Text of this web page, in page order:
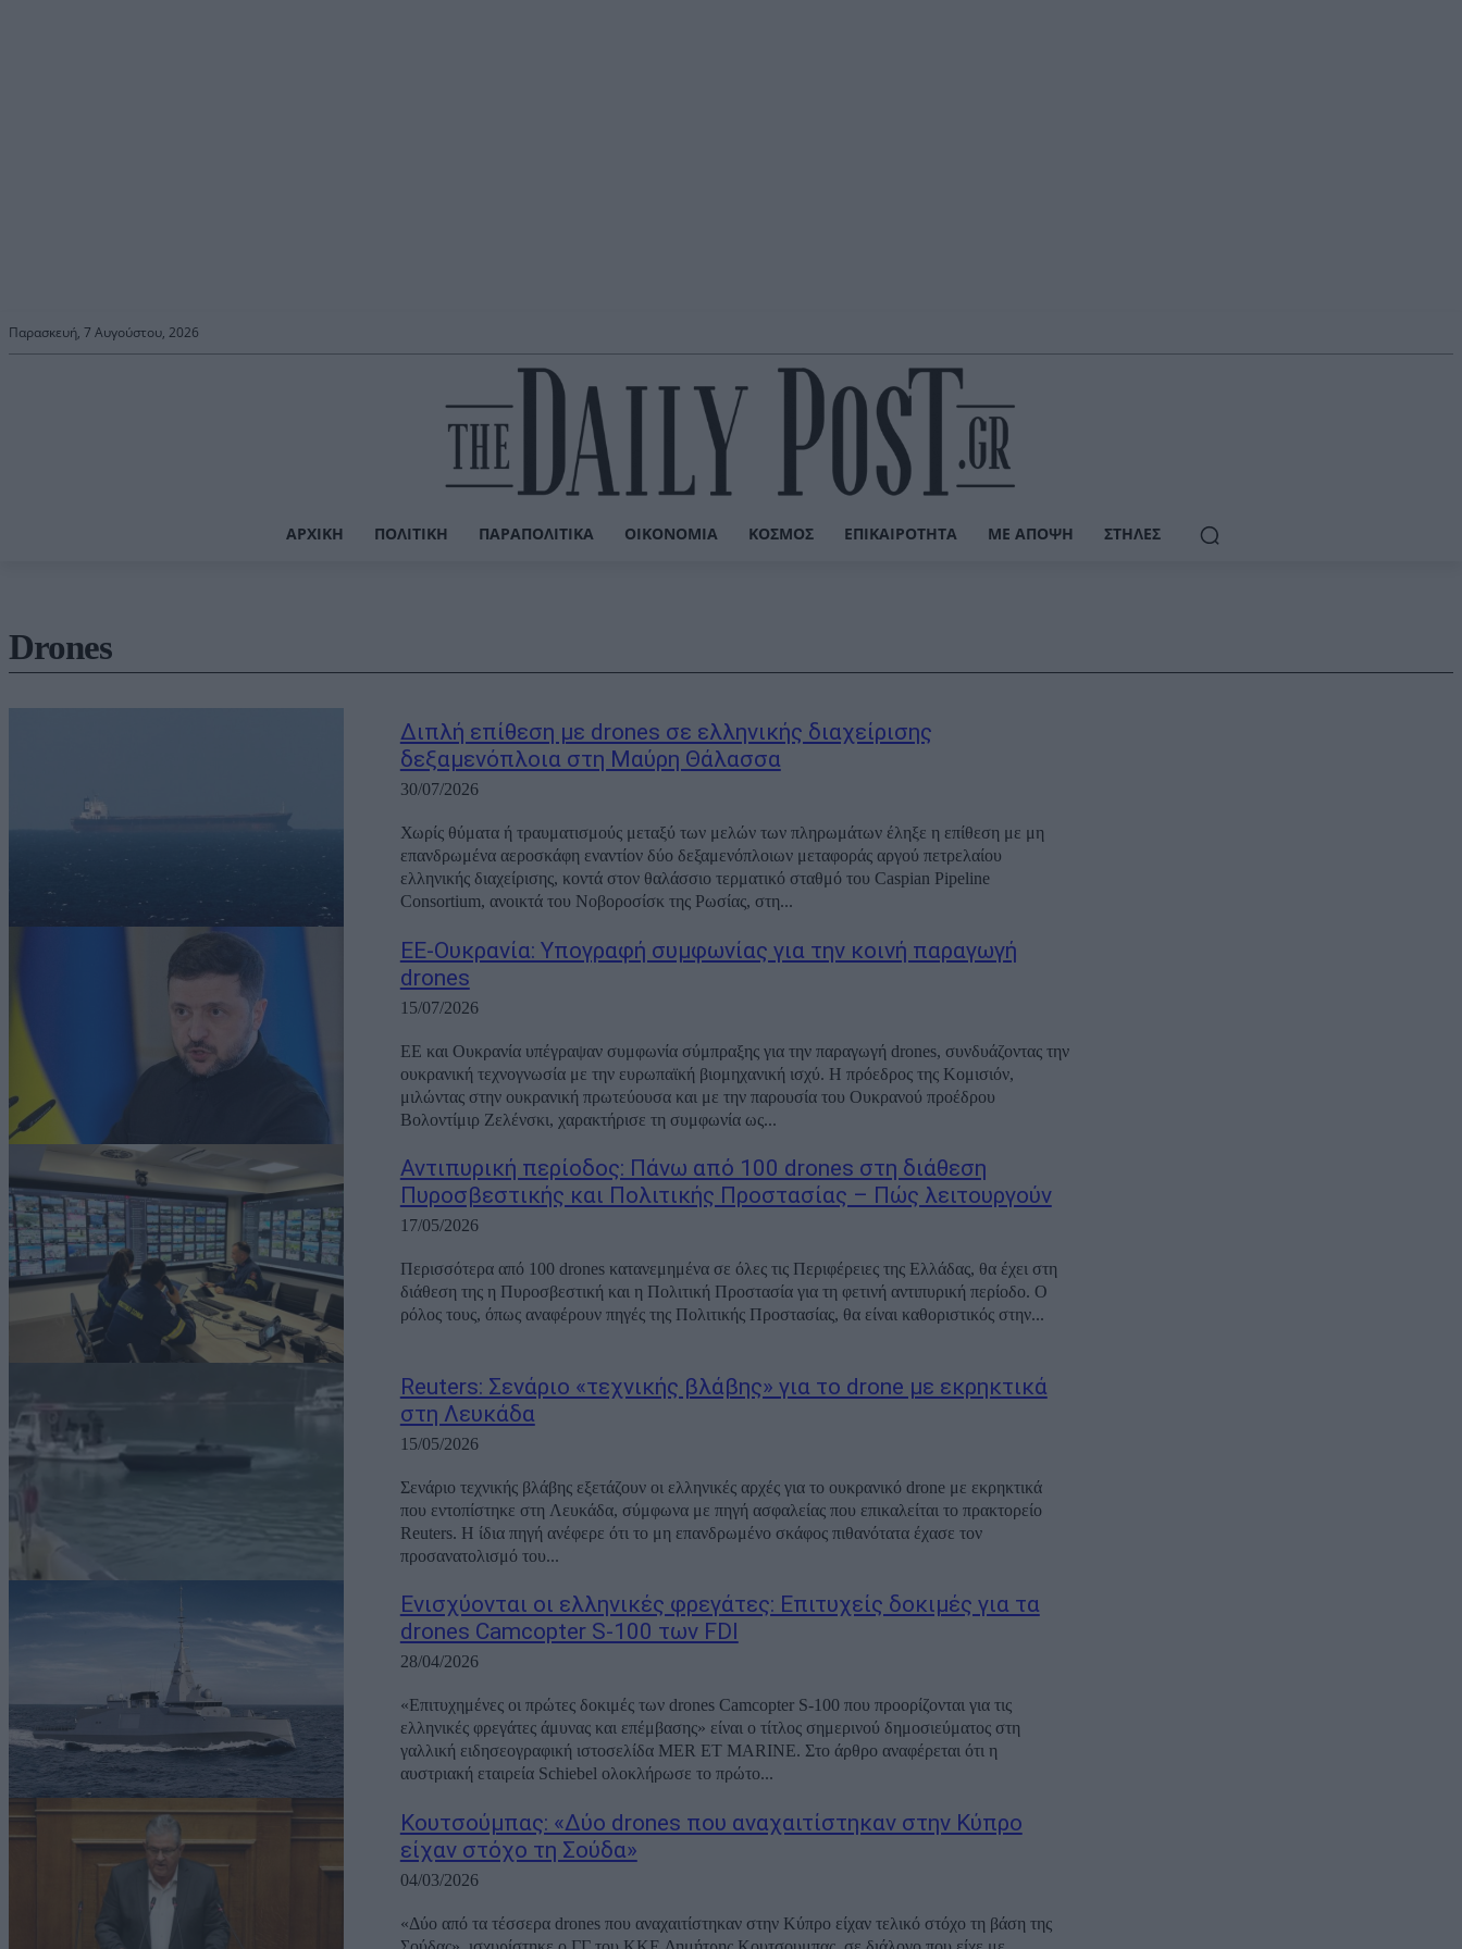
Παρασκευή, 7 Αυγούστου, 2026
ΑΡΧΙΚΉ ΠΟΛΙΤΙΚΉ ΠΑΡΑΠΟΛΙΤΙΚΆ ΟΙΚΟΝΟΜΊΑ ΚΌΣΜΟΣ ΕΠΙΚΑΙΡΌΤΗΤΑ ΜΕ ΆΠΟΨΗ ΣΤΉΛΕΣ
Drones
Διπλή επίθεση με drones σε ελληνικής διαχείρισης
δεξαμενόπλοια στη Μαύρη Θάλασσα
30/07/2026
Χωρίς θύματα ή τραυματισμούς μεταξύ των μελών των πληρωμάτων έληξε η επίθεση με μη
επανδρωμένα αεροσκάφη εναντίον δύο δεξαμενόπλοιων μεταφοράς αργού πετρελαίου
ελληνικής διαχείρισης, κοντά στον θαλάσσιο τερματικό σταθμό του Caspian Pipeline
Consortium, ανοικτά του Νοβοροσίσκ της Ρωσίας, στη...
ΕΕ-Ουκρανία: Υπογραφή συμφωνίας για την κοινή παραγωγή
drones
15/07/2026
ΕΕ και Ουκρανία υπέγραψαν συμφωνία σύμπραξης για την παραγωγή drones, συνδυάζοντας την
ουκρανική τεχνογνωσία με την ευρωπαϊκή βιομηχανική ισχύ. Η πρόεδρος της Κομισιόν,
μιλώντας στην ουκρανική πρωτεύουσα και με την παρουσία του Ουκρανού προέδρου
Βολοντίμιρ Ζελένσκι, χαρακτήρισε τη συμφωνία ως...
Αντιπυρική περίοδος: Πάνω από 100 drones στη διάθεση
Πυροσβεστικής και Πολιτικής Προστασίας – Πώς λειτουργούν
17/05/2026
Περισσότερα από 100 drones κατανεμημένα σε όλες τις Περιφέρειες της Ελλάδας, θα έχει στη
διάθεση της η Πυροσβεστική και η Πολιτική Προστασία για τη φετινή αντιπυρική περίοδο. Ο
ρόλος τους, όπως αναφέρουν πηγές της Πολιτικής Προστασίας, θα είναι καθοριστικός στην...
Reuters: Σενάριο «τεχνικής βλάβης» για το drone με εκρηκτικά
στη Λευκάδα
15/05/2026
Σενάριο τεχνικής βλάβης εξετάζουν οι ελληνικές αρχές για το ουκρανικό drone με εκρηκτικά
που εντοπίστηκε στη Λευκάδα, σύμφωνα με πηγή ασφαλείας που επικαλείται το πρακτορείο
Reuters. Η ίδια πηγή ανέφερε ότι το μη επανδρωμένο σκάφος πιθανότατα έχασε τον
προσανατολισμό του...
Ενισχύονται οι ελληνικές φρεγάτες: Επιτυχείς δοκιμές για τα
drones Camcopter S-100 των FDI
28/04/2026
«Επιτυχημένες οι πρώτες δοκιμές των drones Camcopter S-100 που προορίζονται για τις
ελληνικές φρεγάτες άμυνας και επέμβασης» είναι ο τίτλος σημερινού δημοσιεύματος στη
γαλλική ειδησεογραφική ιστοσελίδα MER ET MARINE. Στο άρθρο αναφέρεται ότι η
αυστριακή εταιρεία Schiebel ολοκλήρωσε το πρώτο...
Κουτσούμπας: «Δύο drones που αναχαιτίστηκαν στην Κύπρο
είχαν στόχο τη Σούδα»
04/03/2026
«Δύο από τα τέσσερα drones που αναχαιτίστηκαν στην Κύπρο είχαν τελικό στόχο τη βάση της